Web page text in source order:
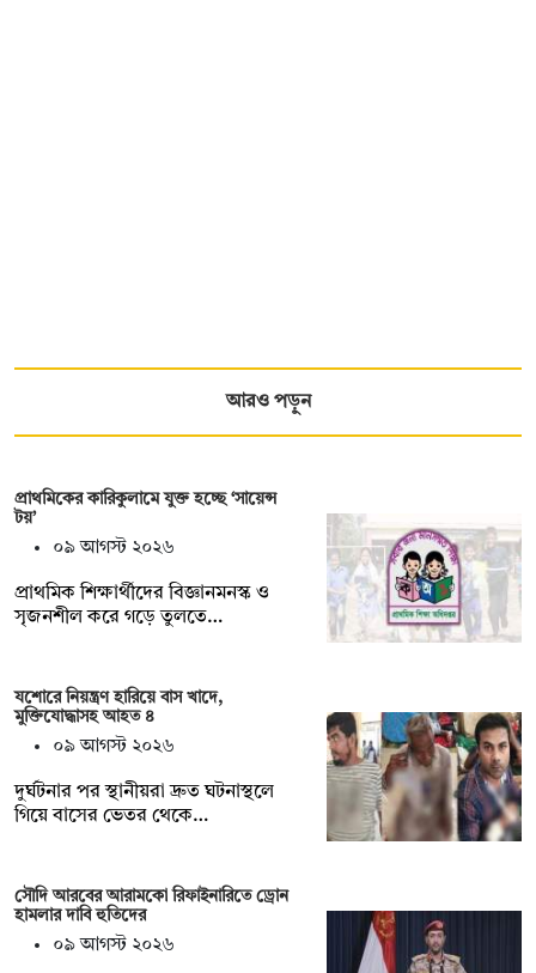
আরও পড়ুন
প্রাথমিকের কারিকুলামে যুক্ত হচ্ছে ‘সায়েন্স
টয়’
০৯ আগস্ট ২০২৬
প্রাথমিক শিক্ষার্থীদের বিজ্ঞানমনস্ক ও
সৃজনশীল করে গড়ে তুলতে…
যশোরে নিয়ন্ত্রণ হারিয়ে বাস খাদে,
মুক্তিযোদ্ধাসহ আহত ৪
০৯ আগস্ট ২০২৬
দুর্ঘটনার পর স্থানীয়রা দ্রুত ঘটনাস্থলে
গিয়ে বাসের ভেতর থেকে…
সৌদি আরবের আরামকো রিফাইনারিতে ড্রোন
হামলার দাবি হুতিদের
০৯ আগস্ট ২০২৬